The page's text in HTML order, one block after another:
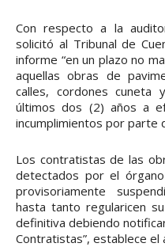
Con respecto a la
solicitó al Tribunal de
informe “en un plazo no
aquellas obras de
calles, cordones cuneta
últimos dos (2) años a
incumplimientos por parte
Los contratistas de las
detectados por el
provisoriamente
hasta tanto regularicen
definitiva debiendo
Contratistas”, establece el